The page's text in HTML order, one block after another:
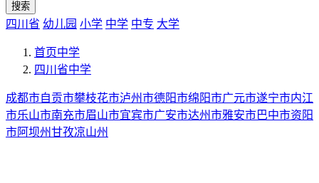
搜索
四川省 幼儿园 小学 中学 中专 大学
首页中学
四川省中学
成都市自贡市攀枝花市泸州市德阳市绵阳市广元市遂宁市内江
市乐山市南充市眉山市宜宾市广安市达州市雅安市巴中市资阳
市阿坝州甘孜凉山州